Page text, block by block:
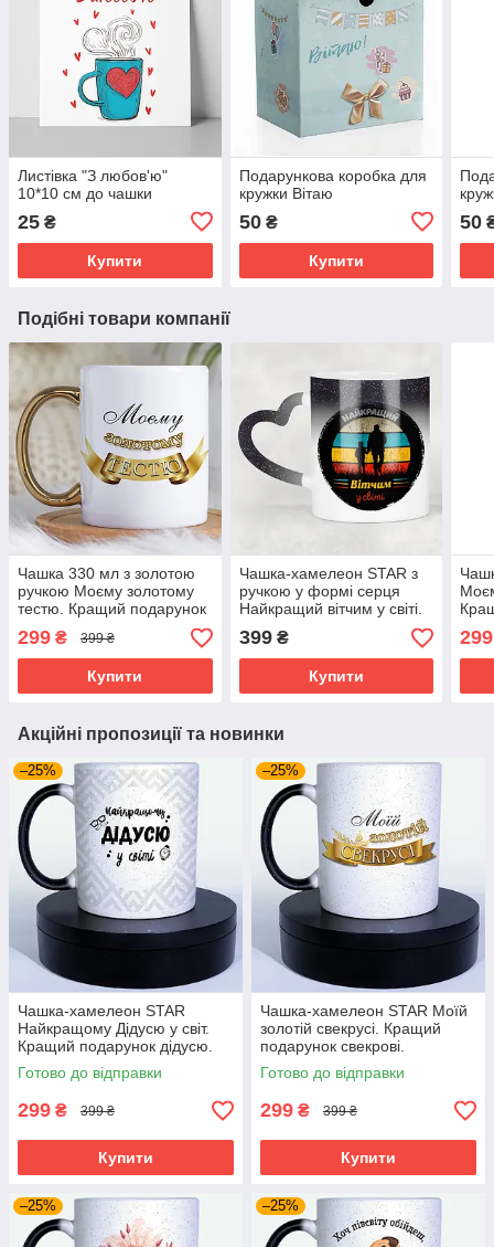
Листівка "З любов'ю"
10*10 см до чашки
25 ₴
Купити
Подарункова коробка для
кружки Вітаю
50₴
Купити
50
Подібні товари компанії
Чашка 330 мл з золотою
ручкою Моєму золотому
тестю. Кращий подарунок
тестю.
299 ₴ 399 ₴
Купити
Чашка-хамелеон STAR з
ручкою у формі серця
Найкращий вітчим у світі.
Кращий подарунок
вітчиму.
399₴
Купити
299
Акційні пропозиції та новинки
–25%
Чашка-хамелеон STAR
Найкращому Дідусю у світ.
Кращий подарунок дідусю.
Готово до відправки
299 ₴ 399 ₴
Купити
–25%
Чашка-хамелеон STAR Моїй
золотій свекрусі. Кращий
подарунок свекрові.
Готово до відправки
299 ₴ 399 ₴
Купити
–25% –25%